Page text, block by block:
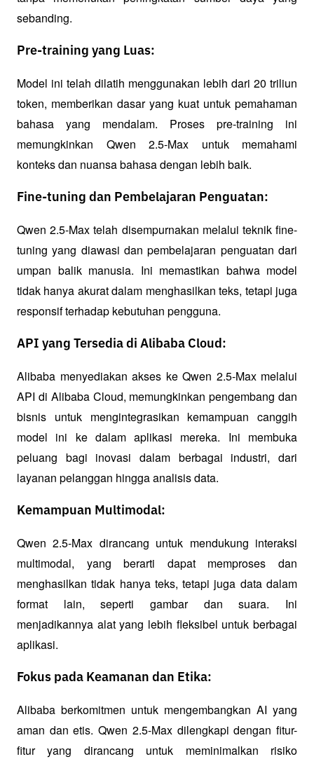
sebanding.
Pre-training yang Luas:
Model ini telah dilatih menggunakan lebih dari 20 triliun
token, memberikan dasar yang kuat untuk pemahaman
bahasa yang mendalam. Proses pre-training ini
memungkinkan Qwen 2.5-Max untuk memahami
konteks dan nuansa bahasa dengan lebih baik.
Fine-tuning dan Pembelajaran Penguatan:
Qwen 2.5-Max telah disempurnakan melalui teknik fine-
tuning yang diawasi dan pembelajaran penguatan dari
umpan balik manusia. Ini memastikan bahwa model
tidak hanya akurat dalam menghasilkan teks, tetapi juga
responsif terhadap kebutuhan pengguna.
API yang Tersedia di Alibaba Cloud:
Alibaba menyediakan akses ke Qwen 2.5-Max melalui
API di Alibaba Cloud, memungkinkan pengembang dan
bisnis untuk mengintegrasikan kemampuan canggih
model ini ke dalam aplikasi mereka. Ini membuka
peluang bagi inovasi dalam berbagai industri, dari
layanan pelanggan hingga analisis data.
Kemampuan Multimodal:
Qwen 2.5-Max dirancang untuk mendukung interaksi
multimodal, yang berarti dapat memproses dan
menghasilkan tidak hanya teks, tetapi juga data dalam
format lain, seperti gambar dan suara. Ini
menjadikannya alat yang lebih fleksibel untuk berbagai
aplikasi.
Fokus pada Keamanan dan Etika:
Alibaba berkomitmen untuk mengembangkan AI yang
aman dan etis. Qwen 2.5-Max dilengkapi dengan fitur-
fitur yang dirancang untuk meminimalkan risiko